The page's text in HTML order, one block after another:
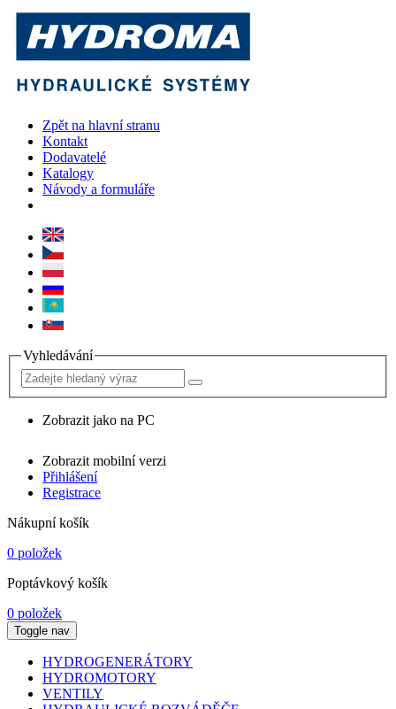
Zpět na hlavní stranu
Kontakt
Dodavatelé
Katalogy
Návody a formuláře
Vyhledávání
Zobrazit jako na PC
Zobrazit mobilní verzi
Přihlášení
Registrace
Nákupní košík
0 položek
Poptávkový košík
0 položek
Toggle nav
HYDROGENERÁTORY
HYDROMOTORY
VENTILY